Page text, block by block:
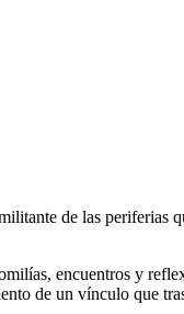
de las periferias
encuentros y
de un vínculo que